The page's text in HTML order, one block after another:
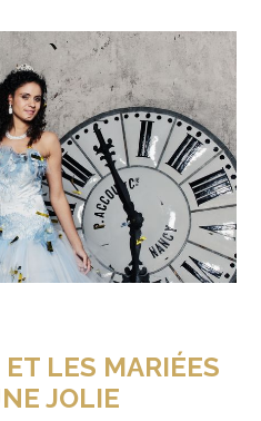
LES MARIÉES
JOLIE